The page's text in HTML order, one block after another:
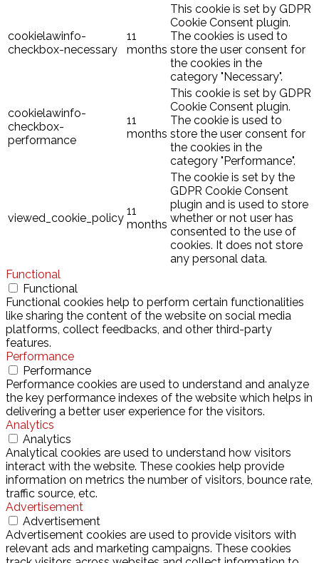
cookielawinfo-
checkbox-necessary
11
months
This cookie is set by GDPR
Cookie Consent plugin.
The cookies is used to
store the user consent for
the cookies in the
category "Necessary".
cookielawinfo-
checkbox-
performance
11
months
This cookie is set by GDPR
Cookie Consent plugin.
The cookie is used to
store the user consent for
the cookies in the
category "Performance".
viewed_cookie_policy
11
months
The cookie is set by the
GDPR Cookie Consent
plugin and is used to store
whether or not user has
consented to the use of
cookies. It does not store
any personal data.
Functional
Functional
Functional cookies help to perform certain functionalities
like sharing the content of the website on social media
platforms, collect feedbacks, and other third-party
features.
Performance
Performance
Performance cookies are used to understand and analyze
the key performance indexes of the website which helps in
delivering a better user experience for the visitors.
Analytics
Analytics
Analytical cookies are used to understand how visitors
interact with the website. These cookies help provide
information on metrics the number of visitors, bounce rate,
traffic source, etc.
Advertisement
Advertisement
Advertisement cookies are used to provide visitors with
relevant ads and marketing campaigns. These cookies